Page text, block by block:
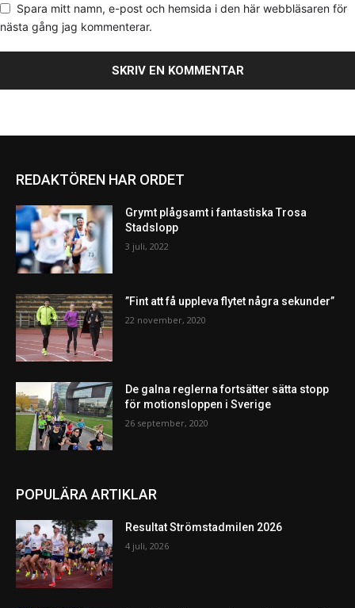
Spara mitt namn, e-post och hemsida i den här webbläsaren för
nästa gång jag kommenterar.
REDAKTÖREN HAR ORDET
Grymt plågsamt i fantastiska Trosa
Stadslopp
3 juli, 2022
”Fint att få uppleva flytet några sekunder”
22 november, 2020
De galna reglerna fortsätter sätta stopp
för motionsloppen i Sverige
26 september, 2020
POPULÄRA ARTIKLAR
Resultat Strömstadmilen 2026
4 juli, 2026